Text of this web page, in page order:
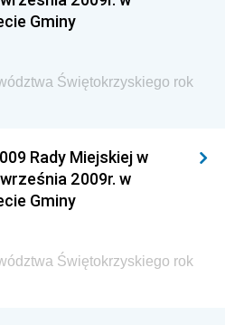
Rozwoju i Finansów
Urzędu Górniczego
Urzędu Transportu
Inwestycji i Rozwoju
Dyrektora Archiwów
Finansów, Inwestycji i
Gminy
Świętokrzyskiego rok
Rady Miejskiej w
2009r. w
Gminy
Świętokrzyskiego rok